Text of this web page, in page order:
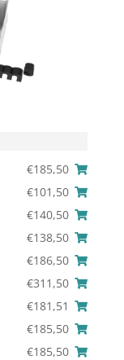
€185,50
€101,50
€140,50
€138,50
€186,50
€311,50
€181,51
€185,50
€185,50